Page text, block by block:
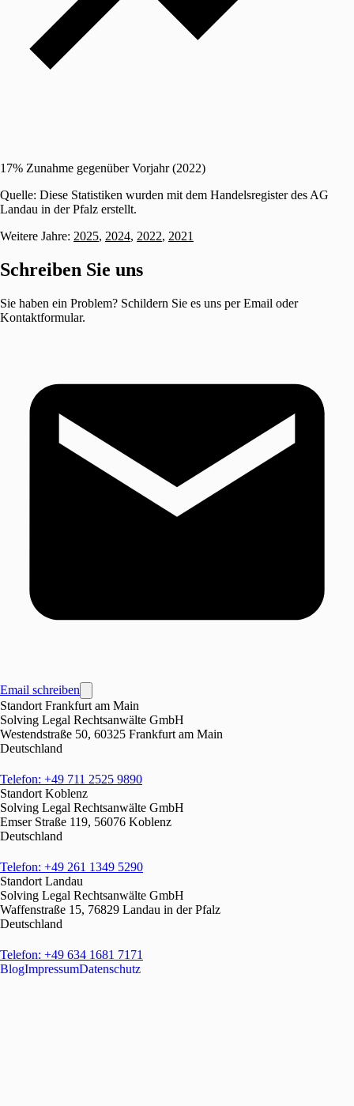
17% Zunahme gegenüber Vorjahr (2022)
Quelle: Diese Statistiken wurden mit dem Handelsregister des AG
Landau in der Pfalz erstellt.
Weitere Jahre: 2025, 2024, 2022, 2021
Schreiben Sie uns
Sie haben ein Problem? Schildern Sie es uns per Email oder
Kontaktformular.
Email schreiben
Standort Frankfurt am Main
Solving Legal Rechtsanwälte GmbH
Westendstraße 50, 60325 Frankfurt am Main
Deutschland
Telefon: +49 711 2525 9890
Standort Koblenz
Solving Legal Rechtsanwälte GmbH
Emser Straße 119, 56076 Koblenz
Deutschland
Telefon: +49 261 1349 5290
Standort Landau
Solving Legal Rechtsanwälte GmbH
Waffenstraße 15, 76829 Landau in der Pfalz
Deutschland
Telefon: +49 634 1681 7171
BlogImpressumDatenschutz